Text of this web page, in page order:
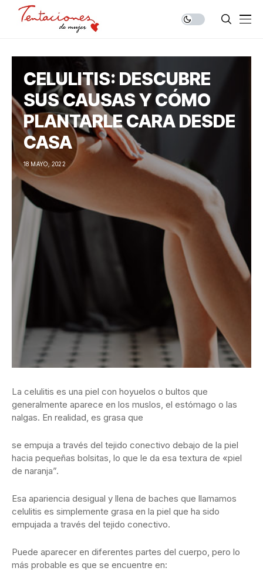
CELULITIS: DESCUBRE
SUS CAUSAS Y CÓMO
PLANTARLE CARA DESDE
CASA
18 MAYO, 2022
La celulitis es una piel con hoyuelos o bultos que
generalmente aparece en los muslos, el estómago o las
nalgas. En realidad, es grasa que
se empuja a través del tejido conectivo debajo de la piel
hacia pequeñas bolsitas, lo que le da esa textura de «piel
de naranja”.
Esa apariencia desigual y llena de baches que llamamos
celulitis es simplemente grasa en la piel que ha sido
empujada a través del tejido conectivo.
Puede aparecer en diferentes partes del cuerpo, pero lo
más probable es que se encuentre en: